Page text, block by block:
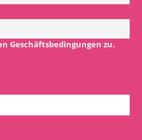
Geschäftsbedingungen zu.